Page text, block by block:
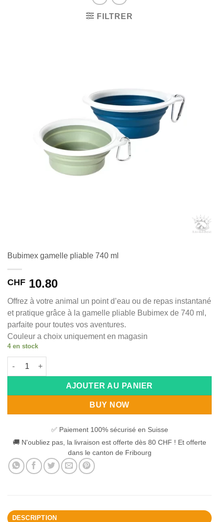
FILTRER
Bubimex gamelle pliable 740 ml
CHF 10.80
Offrez à votre animal un point d’eau ou de repas instantané
et pratique grâce à la gamelle pliable Bubimex de 740 ml,
parfaite pour toutes vos aventures.
Couleur a choix uniquement en magasin
4 en stock
AJOUTER AU PANIER
BUY NOW
Alternative:
✅ Paiement 100% sécurisé en Suisse
🚚 N'oubliez pas, la livraison est offerte dès 80 CHF ! Et offerte
dans le canton de Fribourg
DESCRIPTION